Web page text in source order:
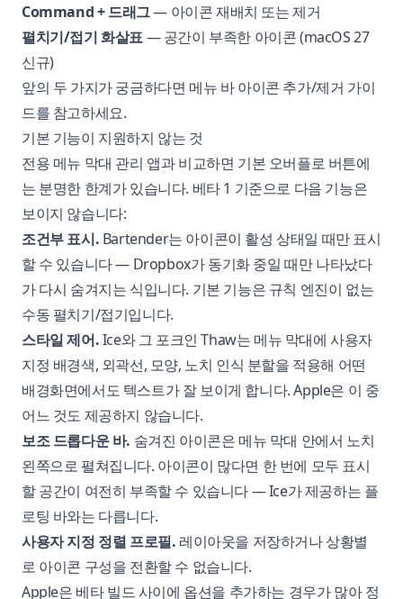
Command + 드래그— 아이콘 재배치 또는 제거
펼치기/접기 화살표— 공간이 부족한 아이콘 (macOS 27
신규)
앞의 두 가지가 궁금하다면 메뉴 바 아이콘 추가/제거 가이
드를 참고하세요.
기본 기능이 지원하지 않는 것
전용 메뉴 막대 관리 앱과 비교하면 기본 오버플로 버튼에
는 분명한 한계가 있습니다. 베타 1 기준으로 다음 기능은
보이지 않습니다:
조건부 표시. Bartender는 아이콘이 활성 상태일 때만 표시
할 수 있습니다 — Dropbox가 동기화 중일 때만 나타났다
가 다시 숨겨지는 식입니다. 기본 기능은 규칙 엔진이 없는
수동 펼치기/접기입니다.
스타일 제어.Ice와 그 포크인 Thaw는 메뉴 막대에 사용자
지정 배경색, 외곽선, 모양, 노치 인식 분할을 적용해 어떤
배경화면에서도 텍스트가 잘 보이게 합니다. Apple은 이 중
어느 것도 제공하지 않습니다.
보조 드롭다운 바. 숨겨진 아이콘은 메뉴 막대 안에서 노치
왼쪽으로 펼쳐집니다. 아이콘이 많다면 한 번에 모두 표시
할 공간이 여전히 부족할 수 있습니다 — Ice가 제공하는 플
로팅 바와는 다릅니다.
사용자 지정 정렬 프로필. 레이아웃을 저장하거나 상황별
로 아이콘 구성을 전환할 수 없습니다.
Apple은 베타 빌드 사이에 옵션을 추가하는 경우가 많아 정